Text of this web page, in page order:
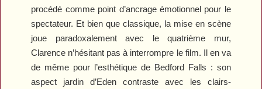
procédé comme point d’ancrage émotionnel pour le
spectateur. Et bien que classique, la mise en scène
joue paradoxalement avec le quatrième mur,
Clarence n’hésitant pas à interrompre le film. Il en va
de même pour l’esthétique de Bedford Falls : son
aspect jardin d’Eden contraste avec les clairs-